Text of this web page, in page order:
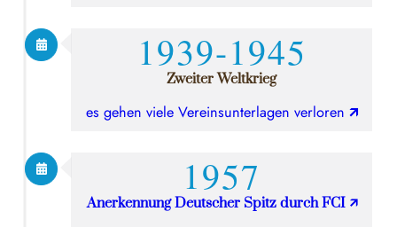
1939-1945
Zweiter Weltkrieg
es gehen viele Vereinsunterlagen verloren 🡭
1957
Anerkennung Deutscher Spitz durch FCI 🡭